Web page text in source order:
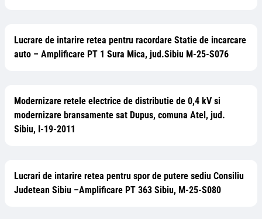
Lucrare de intarire retea pentru racordare Statie de incarcare
auto – Amplificare PT 1 Sura Mica, jud.Sibiu M-25-S076
Modernizare retele electrice de distributie de 0,4 kV si
modernizare bransamente sat Dupus, comuna Atel, jud.
Sibiu, I-19-2011
Lucrari de intarire retea pentru spor de putere sediu Consiliu
Judetean Sibiu –Amplificare PT 363 Sibiu, M-25-S080